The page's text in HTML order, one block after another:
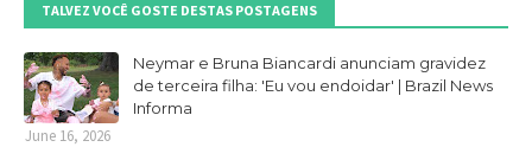
TALVEZ VOCÊ GOSTE DESTAS POSTAGENS
Neymar e Bruna Biancardi anunciam gravidez
de terceira filha: 'Eu vou endoidar' | Brazil News
Informa
June 16, 2026